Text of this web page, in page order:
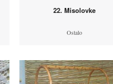
22. Misolovke
Ostalo